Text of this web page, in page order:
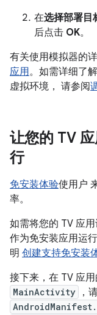
在选择部署目
后点击 OK。
有关使用模拟器的
应用。如需详细了
虚拟环境， 请参阅
让您的 TV
行
免安装体验使用户
率。
如需将您的 TV 应
作为免安装应用运
明 创建支持免安装
接下来，在 TV 应用
MainActivity ，